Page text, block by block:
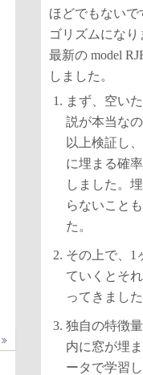
ほどでもない
ゴリズムになり
最新の model
しました。
まず、空い
説が本当な
以上検証し
に埋まる確
しました。
らないこと
た。
その上で、1
ていくとそ
ってきました
独自の特徴
内に窓が埋
ータで学習